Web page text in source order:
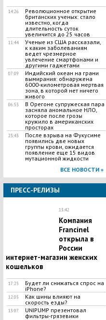
14:26
Революционное открытие
британских ученых: стало
известно, когда
длительность суток
увеличится до 25 часов
11:44
Ученые из США рассказали,
к каким заболеваниям
ведет чрезмерное
увлечение смартфонами и
другими гаджетами
07:09
Индийский океан на грани
вымирания: обнаружена
6000-километровая мертвая
зона, в которой нет ничего
живого
06:53
В Орегоне супружеская пара
засняла аномальное НЛО,
которое после грозы
кружило в американских
просторах
23:43
После взрыва на Фукусиме
появились две новых
группы крови, ожидается
появление еще 15 видов
мутационной жидкости
ВСЕ НОВОСТИ »
ПРЕСС-РЕЛИЗЫ
13:42
Компания
Francinel
открыла в
России
интернет-магазин женских
кошельков
17:25
Будет ли снижаться спрос на
iPhone?
12:05
Как шины влияют на
скорость езды?
13:07
UNIPUMP презентовал
фильтры-грязевики